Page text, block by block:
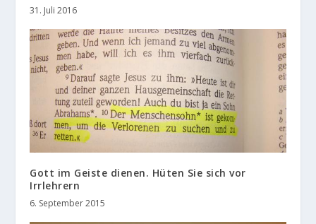
31. Juli 2016
Gott im Geiste dienen. Hüten Sie sich vor
Irrlehrern
6. September 2015